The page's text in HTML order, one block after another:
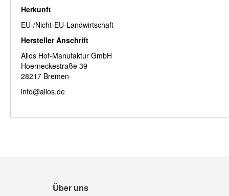
Herkunft
EU-/Nicht-EU-Landwirtschaft
Hersteller Anschrift
Allos Hof-Manufaktur GmbH
Hoerneckestraße 39
28217 Bremen
info@allos.de
Über uns